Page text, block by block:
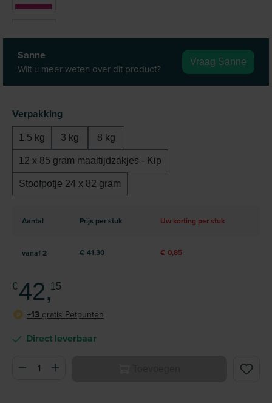
Sanne
Wilt u meer weten over dit product?
Vraag Sanne
Direct leverbaar
Aantal Prijs per stuk Uw korting per stuk
vanaf2 € 41,30 € 0,85
€ 42,15
Selecteer
Verpakking
1.5 kg 3 kg 8 kg
12 x 85 gram maaltijdzakjes - Kip
Stoofpotje 24 x 82 gram
Producthoeveelheid: Voer de gewenste hoeveelheid in of
P +13 gratis Petpunten